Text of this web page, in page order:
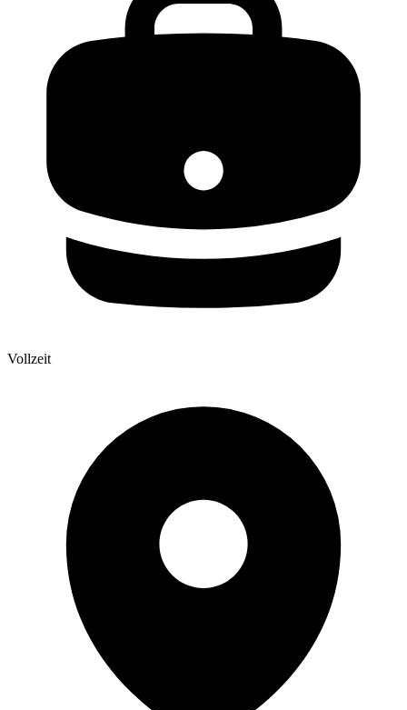
Vollzeit